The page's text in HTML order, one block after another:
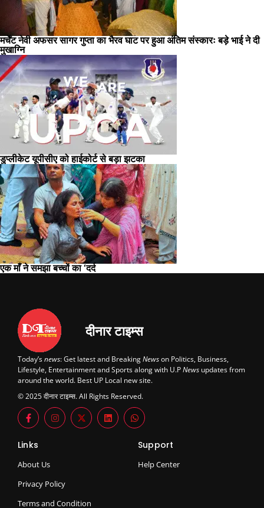
मर्चेंट नेवी अफसर सागर गुप्ता का भैरव घाट पर हुआ अंतिम संस्कारः बड़े भाई ने दी
मुखाग्नि
डुप्लीकेट यूपीसीए को हाईकोर्ट से बड़ा झटका
एक माँ ने समझा बच्चों का ‘दर्द
दीनार टाइम्स
Today’snews: Get latest and BreakingNewson Politics, Business,
Lifestyle, Entertainment and Sports along with U.PNews updates from
around the world. Best UP Local new site.
© 2025 दीनार टाइम्स. All Rights Reserved.
Links
About Us
Privacy Policy
Terms and Condition
Support
Help Center